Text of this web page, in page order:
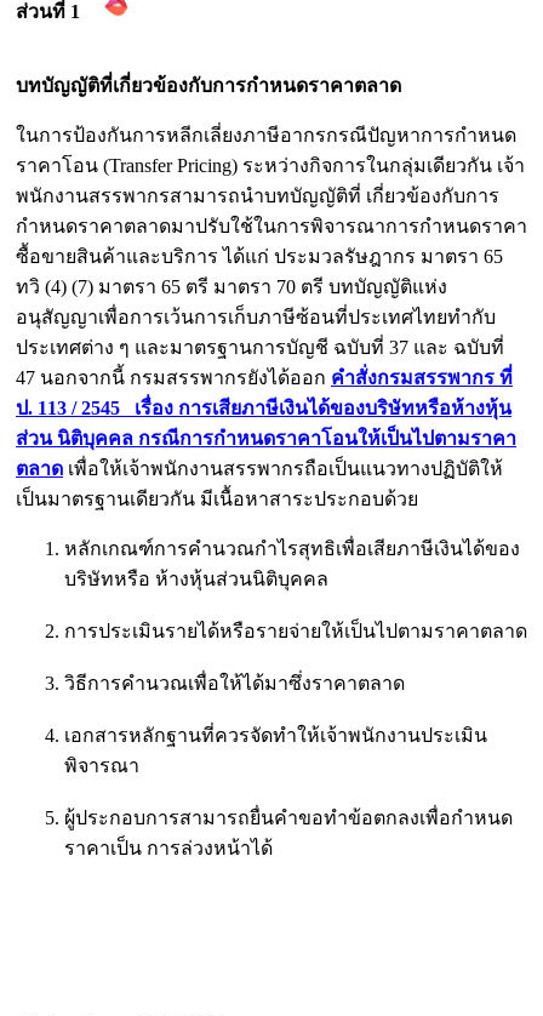
ส่วนที่ 1
บทบัญญัติที่เกี่ยวข้องกับการกำหนดราคาตลาด
ในการป้องกันการหลีกเลี่ยงภาษีอากรกรณีปัญหาการกำหนด
ราคาโอน (Transfer Pricing) ระหว่างกิจการในกลุ่มเดียวกัน เจ้า
พนักงานสรรพากรสามารถนำบทบัญญัติที่ เกี่ยวข้องกับการ
กำหนดราคาตลาดมาปรับใช้ในการพิจารณาการกำหนดราคา
ซื้อขายสินค้าและบริการ ได้แก่ ประมวลรัษฎากร มาตรา 65
ทวิ (4) (7) มาตรา 65 ตรี มาตรา 70 ตรี บทบัญญัติแห่ง
อนุสัญญาเพื่อการเว้นการเก็บภาษีซ้อนที่ประเทศไทยทำกับ
ประเทศต่าง ๆ และมาตรฐานการบัญชี ฉบับที่ 37 และ ฉบับที่
47 นอกจากนี้ กรมสรรพากรยังได้ออก คำสั่งกรมสรรพากร ที่
ป. 113 / 2545 เรื่อง การเสียภาษีเงินได้ของบริษัทหรือห้างหุ้น
ส่วน นิติบุคคล กรณีการกำหนดราคาโอนให้เป็นไปตามราคา
ตลาด เพื่อให้เจ้าพนักงานสรรพากรถือเป็นแนวทางปฏิบัติให้
เป็นมาตรฐานเดียวกัน มีเนื้อหาสาระประกอบด้วย
หลักเกณฑ์การคำนวณกำไรสุทธิเพื่อเสียภาษีเงินได้ของ
บริษัทหรือ ห้างหุ้นส่วนนิติบุคคล
การประเมินรายได้หรือรายจ่ายให้เป็นไปตามราคาตลาด
วิธีการคำนวณเพื่อให้ได้มาซึ่งราคาตลาด
เอกสารหลักฐานที่ควรจัดทำให้เจ้าพนักงานประเมิน
พิจารณา
ผู้ประกอบการสามารถยื่นคำขอทำข้อตกลงเพื่อกำหนด
ราคาเป็น การล่วงหน้าได้